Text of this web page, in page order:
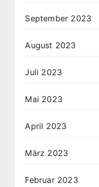
September 2023
August 2023
Juli 2023
Mai 2023
April 2023
März 2023
Februar 2023